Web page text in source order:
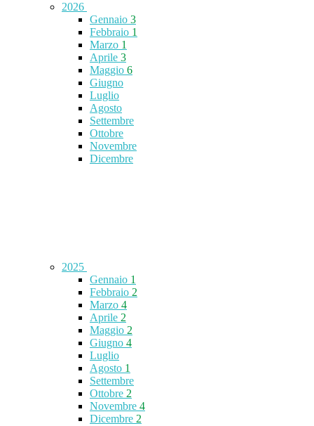
2026
Gennaio 3
Febbraio 1
Marzo 1
Aprile 3
Maggio 6
Giugno
Luglio
Agosto
Settembre
Ottobre
Novembre
Dicembre
2025
Gennaio 1
Febbraio 2
Marzo 4
Aprile 2
Maggio 2
Giugno 4
Luglio
Agosto 1
Settembre
Ottobre 2
Novembre 4
Dicembre 2